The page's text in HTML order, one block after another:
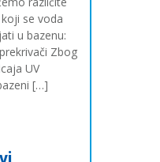
se voda
u bazenu:
Zbog
UV
[…]